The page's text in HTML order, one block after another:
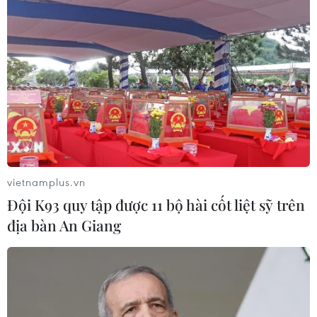
CƠ QUAN CHỦ QUẢN: THÔNG TẤN XÃ VIỆT NAM
Tổng Biên tập: TRẦN TIẾN DUẨN
Phó Tổng Biên tập: NGUYỄN THỊ TÁM, KHÚC THANH
THỦY
Sở hữu trí tuệ
Quy định sử dụng
RSS
Ngôn ngữ
TTXVN
Dịch vụ tin
vietnamplus.vn
Đội K93 quy tập được 11 bộ hài cốt liệt sỹ trên
địa bàn An Giang